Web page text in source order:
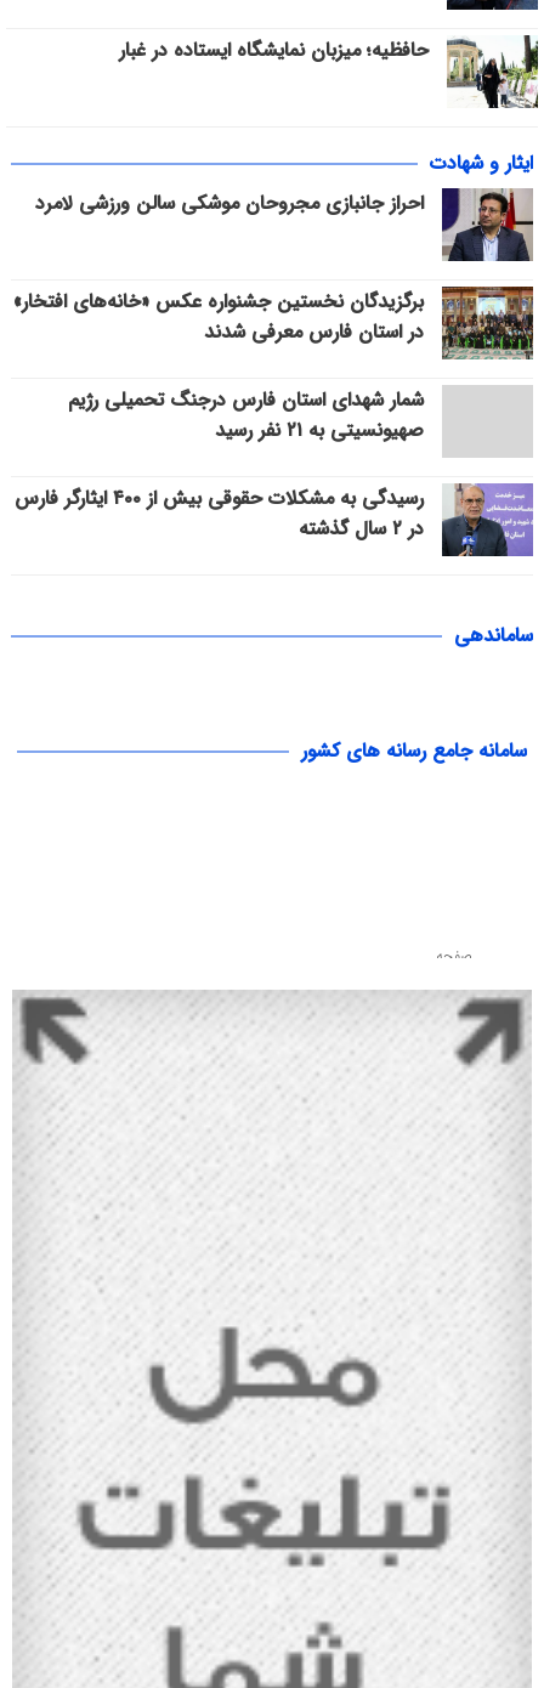
حافظیه؛ میزبان نمایشگاه ایستاده در غبار
ایثار و شهادت
احراز جانبازی مجروحان موشکی سالن ورزشی لامرد
برگزیدگان نخستین جشنواره عکس «خانه‌های افتخار»
در استان فارس معرفی شدند
شمار شهدای استان فارس درجنگ تحمیلی رژیم
صهیونسیتی به ۲۱ نفر رسید
رسیدگی به مشکلات حقوقی بیش از ۴۰۰ ایثارگر فارس
در ۲ سال گذشته
ساماندهی
سامانه جامع رسانه های کشور